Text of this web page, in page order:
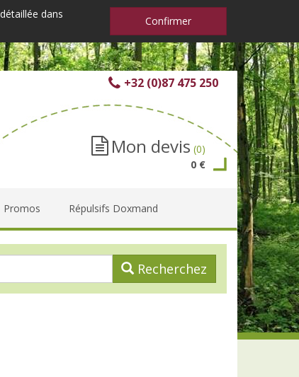
dans
Confirmer
+32 (0)87 475 250
Mon devis (0)
0 €
Promos Répulsifs Doxmand
Recherchez